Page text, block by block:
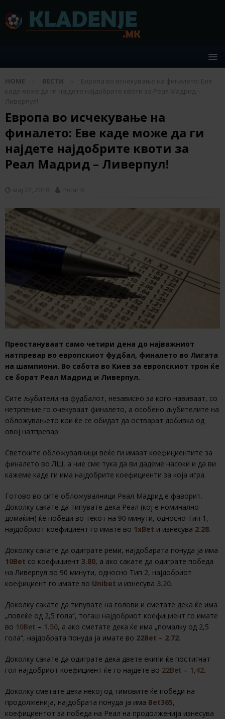
HOME ВЕСТИ
Европа во исчекување на финалето: Еве
каде може да ги најдете најдобрите квоти за Реал Мадрид –
Ливерпул!
Европа во исчекување на
финалето: Еве каде може да ги
најдете најдобрите квоти за
Реал Мадрид – Ливерпул!
мај 22, 2018 Petar K.
Преостануваат само четири дена до најважниот
натпревар во европскиот фудбал, финалето во Лигата
на шампиони. Во сабота во Киев за европскиот трон ќе
се борат Реал Мадрид и Ливерпул.
Сите љубители на фудбалот, независно за кого навиваат, со
нетрпение го очекуваат финалето, а особено љубителите на
обложувањето кои ќе се обидат да остварат добивка од
овој натпревар.
Светските обложувалници веќе ги имаат коефициентите за
финалето во ЛШ, а ние сме тука да ви дадеме насоки и да ви
кажеме каде ги има најдобрите коефициенти за која игра.
Готово во сите обложувалници Реал Мадрид е фаворит.
Доколку сакате да типувате дека Реал (кој е номинално
домаќин) ќе победи во текот на 90 минути, односно Тип 1,
најдобриот коефициент го имате во 1xBet и изнесува 2.28.
Доколку сакате да одиграте реми, најдобарата понуда ја има
10Bet со коефициент 3.80, а ако сакате да одиграте победа
на Ливерпул во 90 минути, односно Тип 2, најдобриот
коефициент го имате во Unibet и изнесува 3.20.
Доколку сакате да типувате на голови и сметате дека ќе има
„повеќе од 2,5 гола“, тогаш најдобриот коефициент го имате
во 10Bet – 1.50, а ако сметате дека ќе има „помалку од 2,5
гола“, најдобрата понуда ја имате во 22Bet – 2.72.
Доколку сакате да одиграте дека двете екипи ќе постигнат
гол најдобриот коефициент ќе го најдете во 22Bet – 1,42.
Доколку сметате дека некој од тимовите ќе победи на
продолженија, најдобрата понуда ја има Вet365,
коефициентот за победа на Реал на продолженија изнесува